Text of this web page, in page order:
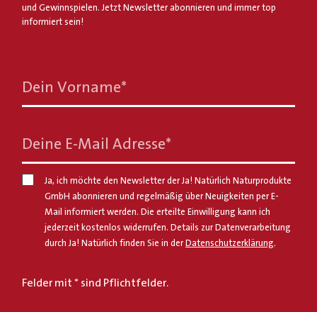
und Gewinnspielen. Jetzt Newsletter abonnieren und immer top
informiert sein!
Dein Vorname*
Deine E-Mail Adresse*
Ja, ich möchte den Newsletter der Ja! Natürlich Naturprodukte
GmbH abonnieren und regelmäßig über Neuigkeiten per E-
Mail informiert werden. Die erteilte Einwilligung kann ich
jederzeit kostenlos widerrufen. Details zur Datenverarbeitung
durch Ja! Natürlich finden Sie in derDatenschutzerklärung.
Felder mit * sind Pflichtfelder.